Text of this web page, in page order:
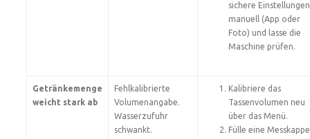
sichere Einstellungen
manuell (App oder
Foto) und lasse die
Maschine prüfen.
Getränkemenge
weicht stark ab
Fehlkalibrierte
Volumenangabe.
Wasserzufuhr
schwankt.
Kalibriere das
Tassenvolumen neu
über das Menü.
Fülle eine Messkappe